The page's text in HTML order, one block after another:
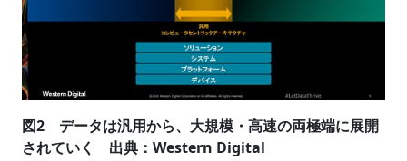
図2 データは汎用から、大規模・高速の両極端に展開
されていく 出典：Western Digital